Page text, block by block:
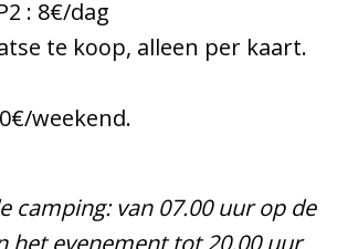
: 8€/dag
te koop, alleen per kaart.
weekend.
camping: van 07.00 uur op de
het evenement tot 20.00 uur